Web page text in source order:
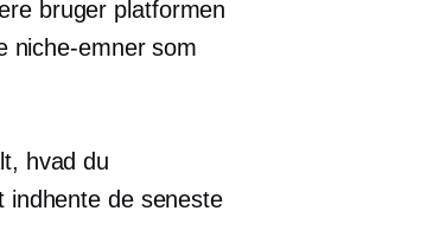
bruger platformen
niche-emner som
hvad du
de seneste